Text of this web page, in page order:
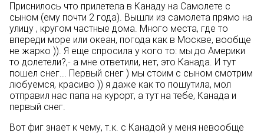
Приснилось что прилетела в Канаду на Самолете с
сыном (ему почти 2 года). Вышли из самолета прямо на
улицу , кругом частные дома. Много места, где то
впереди море или океан, погода как в Москве, вообще
не жарко )). Я еще спросила у кого то: мы до Америки
то долетели?,- а мне ответили, нет, это Канада. И тут
пошел снег... Первый снег ) мы стоим с сыном смотрим
любуемся, красиво )) я даже как то пошутила, мол
отправил нас папа на курорт, а тут на тебе, Канада и
первый снег.
Вот фиг знает к чему, т.к. с Канадой у меня невообще